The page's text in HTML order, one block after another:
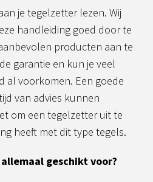
je tegelzetter lezen. Wij
handleiding goed door te
producten aan te
garantie en kun je veel
al voorkomen. Een goede
van advies kunnen
om een tegelzetter uit te
heeft met dit type tegels.
geschikt voor?